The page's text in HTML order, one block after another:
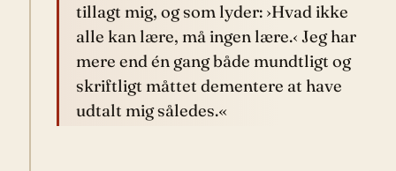
tillagt mig, og som lyder: ›Hvad ikke
alle kan lære, må ingen lære.‹ Jeg har
mere end én gang både mundtligt og
skriftligt måttet dementere at have
udtalt mig således.«